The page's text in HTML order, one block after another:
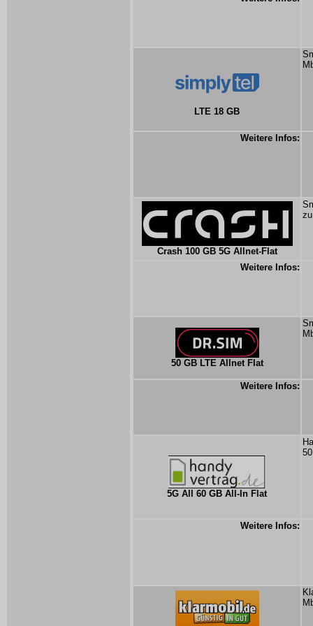
LTE 18 GB
Weitere Infos:
Crash 100 GB 5G Allnet-Flat
Weitere Infos:
50 GB LTE Allnet Flat
Weitere Infos:
5G All 60 GB All-In Flat
Weitere Infos: